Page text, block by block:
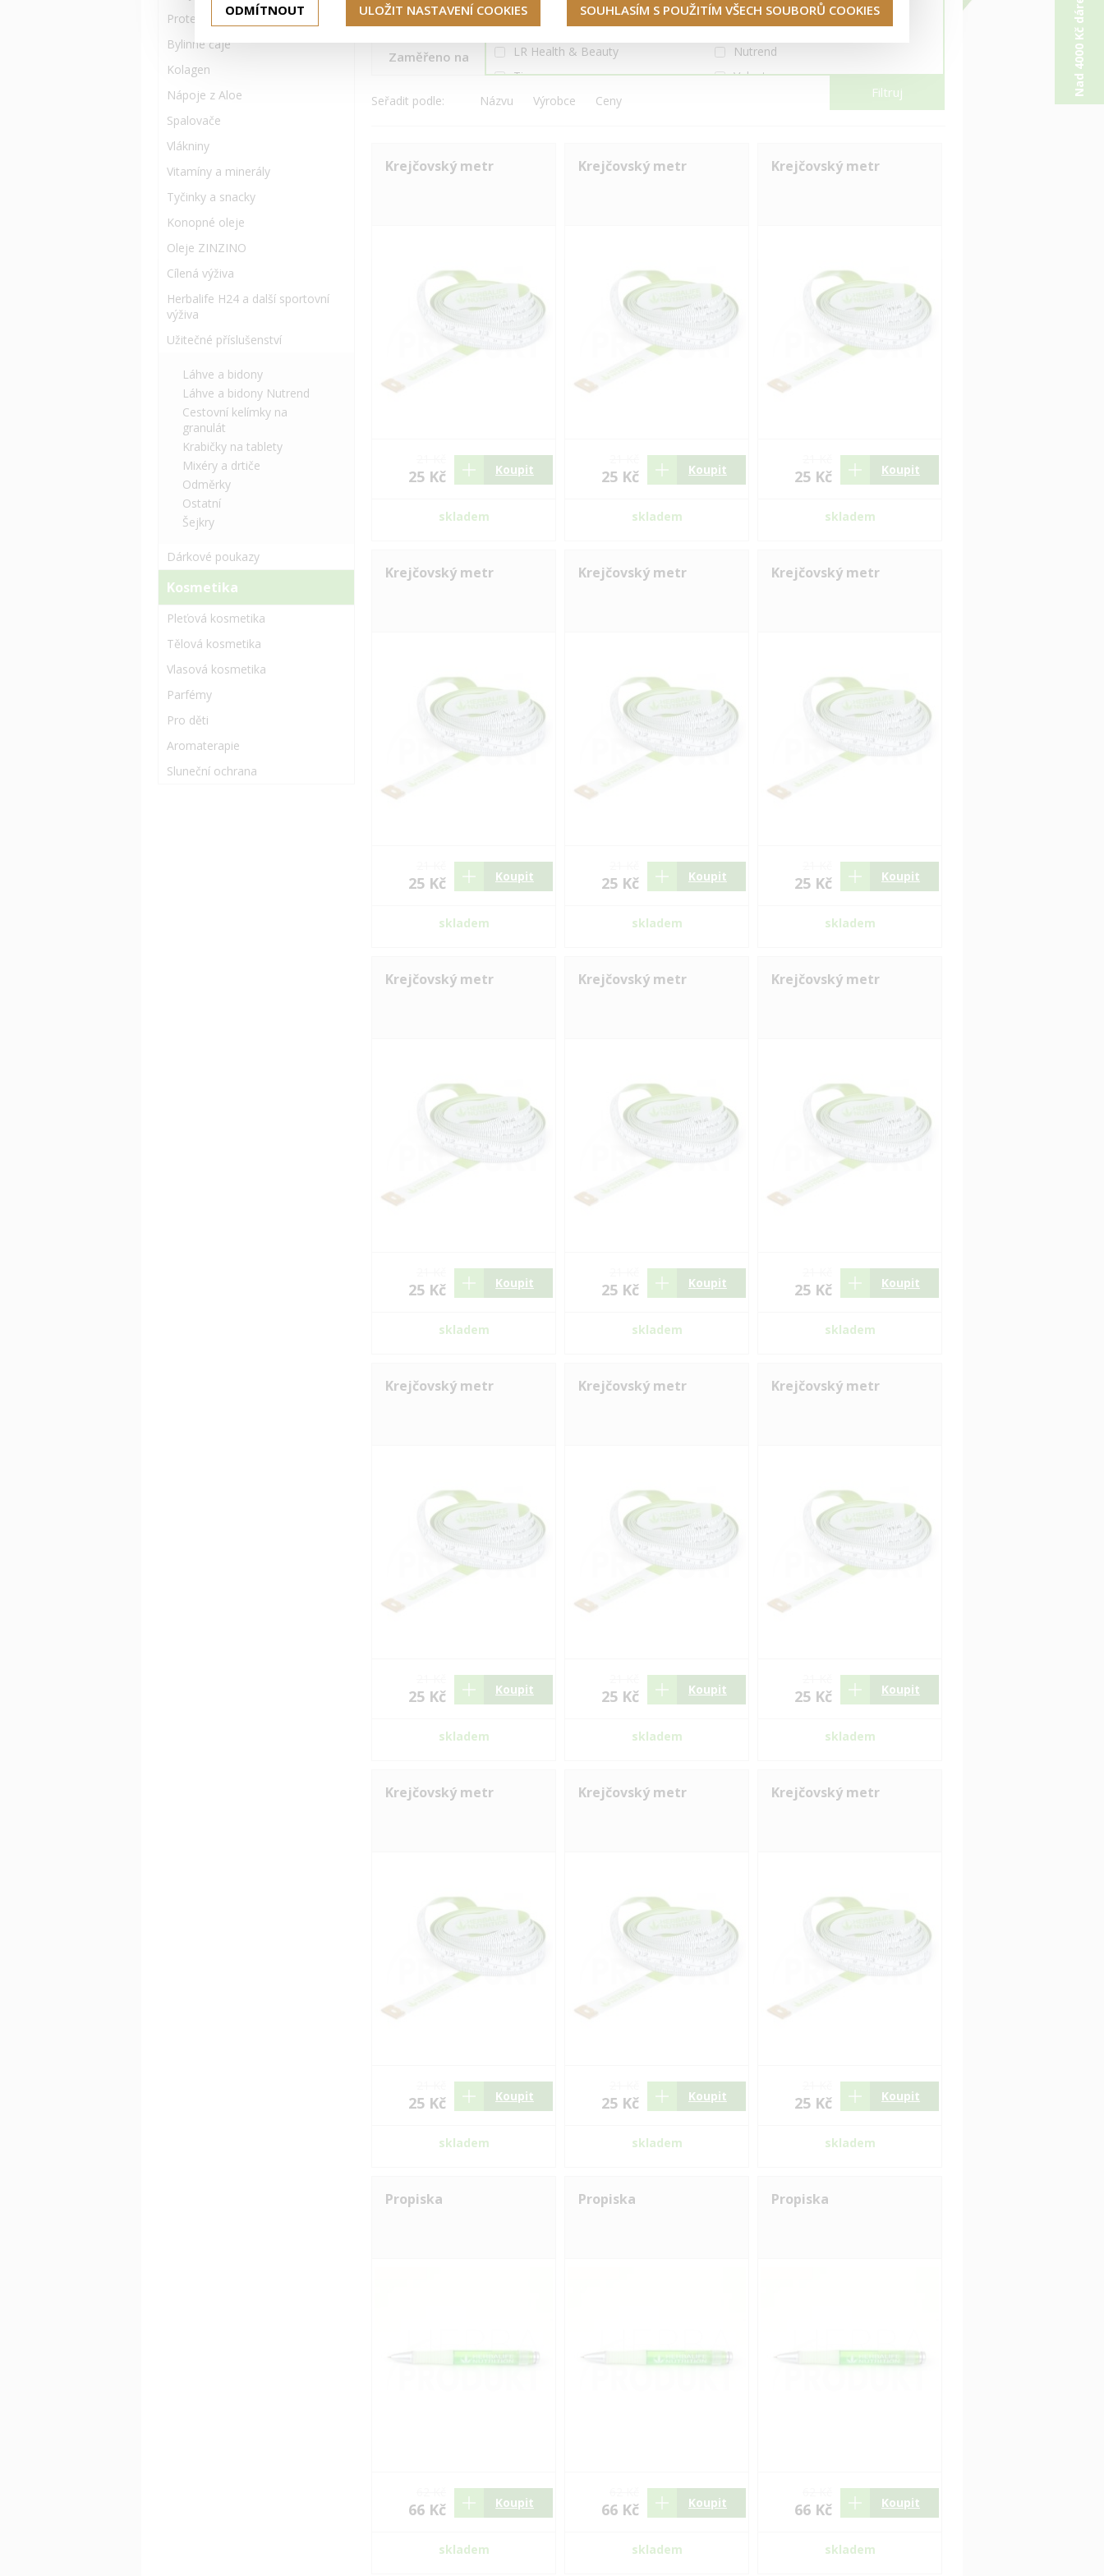
Proteinové doplňky
Bylinné čaje
Kolagen
Nápoje z Aloe
Spalovače
Vlákniny
Vitamíny a minerály
Tyčinky a snacky
Konopné oleje
Oleje ZINZINO
Cílená výživa
Herbalife H24 a další sportovní
výživa
Užitečné příslušenství
Láhve a bidony
Láhve a bidony Nutrend
Cestovní kelímky na
granulát
Krabičky na tablety
Mixéry a drtiče
Odměrky
Ostatní
Šejkry
Dárkové poukazy
Kosmetika
Pleťová kosmetika
Tělová kosmetika
Vlasová kosmetika
Parfémy
Pro děti
Aromaterapie
Sluneční ochrana
Obsahuje
Zaměřeno na
HERBAPRODUKT
It Works!
LR Health & Beauty
Nutrend
Tiens
Valentus
Vidafy
Filtruj
Seřadit podle: Názvu Výrobce Ceny
Krejčovský metr
25 Kč Koupit
skladem
Krejčovský metr
25 Kč Koupit
skladem
Krejčovský metr
25 Kč Koupit
skladem
Krejčovský metr
25 Kč Koupit
skladem
Krejčovský metr
25 Kč Koupit
skladem
Krejčovský metr
25 Kč Koupit
skladem
Krejčovský metr
25 Kč Koupit
skladem
Krejčovský metr
25 Kč Koupit
skladem
Krejčovský metr
25 Kč Koupit
skladem
Krejčovský metr
25 Kč Koupit
skladem
Krejčovský metr
25 Kč Koupit
skladem
Krejčovský metr
25 Kč Koupit
skladem
Krejčovský metr
25 Kč Koupit
skladem
Krejčovský metr
25 Kč Koupit
skladem
Krejčovský metr
25 Kč Koupit
skladem
Propiska
66 Kč Koupit
skladem
Propiska
66 Kč Koupit
skladem
Propiska
66 Kč Koupit
skladem
ODMÍTNOUT ULOŽIT NASTAVENÍ COOKIES SOUHLASÍM S POUŽITÍM VŠECH SOUBORŮ COOKIES